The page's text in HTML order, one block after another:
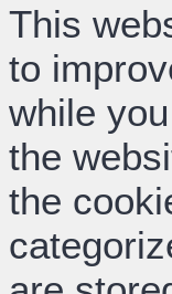
This
to
while
the
the